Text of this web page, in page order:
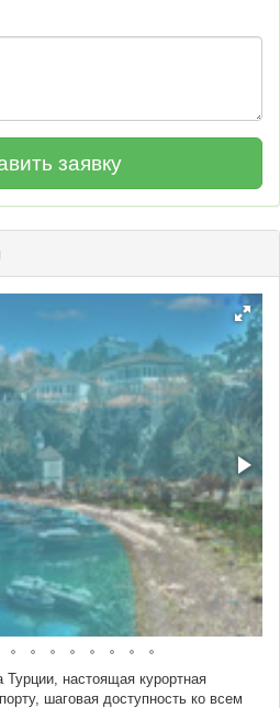
Турции, настоящая курортная
шаговая доступность ко всем